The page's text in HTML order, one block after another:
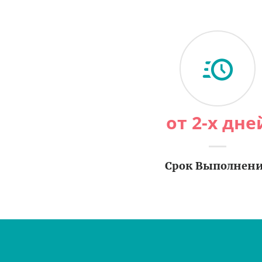
от 2-х
Срок